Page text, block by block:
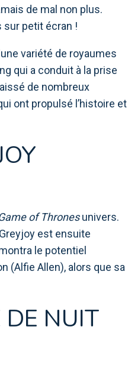
de mal non plus.
petit écran !
variété de royaumes
qui a conduit à la prise
de nombreux
ont propulsé l’histoire et
of Thronesunivers.
est ensuite
le potentiel
(Alfie Allen), alors que sa
NUIT